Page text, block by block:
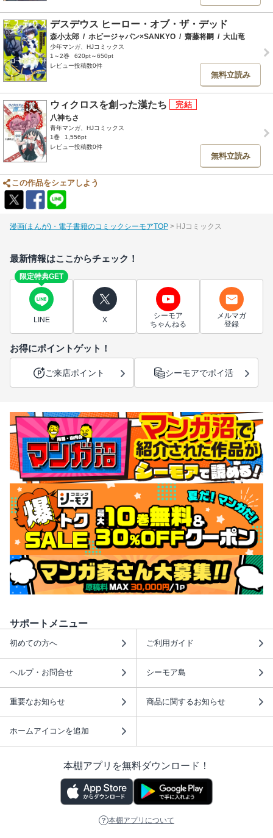
デスデウス ヒーロー・オブ・ザ・デッド
森小太郎 / ホビージャパン×SANKYO / 齋藤将嗣 / 大山竜
少年マンガ、HJコミックス
1～2巻
620pt～650pt
レビュー投稿数0件
無料立読み
ウィクロスを創った漢たち
八神ちさ
青年マンガ、HJコミックス
1巻
1,556pt
レビュー投稿数0件
無料立読み
この作品をシェアしよう
漫画(まんが)・電子書籍のコミックシーモアTOP HJコミックス
最新情報はここからチェック！
限定特典GET
LINE X
シーモア
ちゃんねる
メルマガ
登録
お得にポイントゲット！
ご来店ポイント シーモアでポイ活
サポートメニュー
初めての方へ ご利用ガイド
ヘルプ・お問合せ シーモア島
重要なお知らせ 商品に関するお知らせ
ホームアイコンを追加
本棚アプリを無料ダウンロード！
本棚アプリについて